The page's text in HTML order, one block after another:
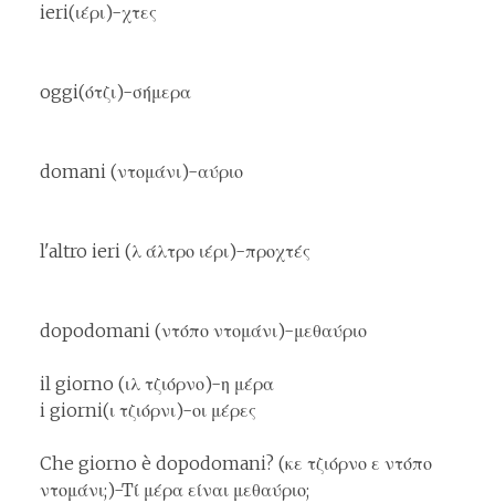
ieri(ιέρι)-χτες
oggi(ότζι)-σήμερα
domani (ντομάνι)-αύριο
l'altro ieri (λ άλτρο ιέρι)-προχτές
dopodomani (ντόπο ντομάνι)-μεθαύριο
il giorno (ιλ τζιόρνο)-η μέρα
i giorni(ι τζιόρνι)-οι μέρες
Che giorno è dopodomani? (κε τζιόρνο ε ντόπο
ντομάνι;)-Tί μέρα είναι μεθαύριο;